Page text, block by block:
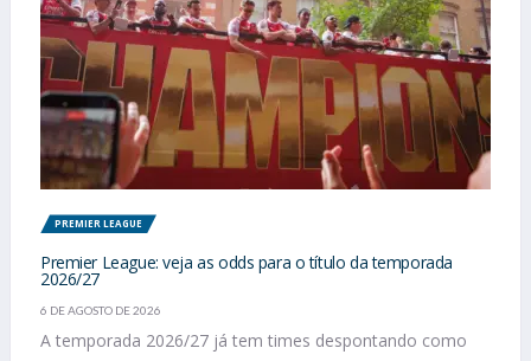
PREMIER LEAGUE
Premier League: veja as odds para o título da temporada
2026/27
6 DE AGOSTO DE 2026
A temporada 2026/27 já tem times despontando como